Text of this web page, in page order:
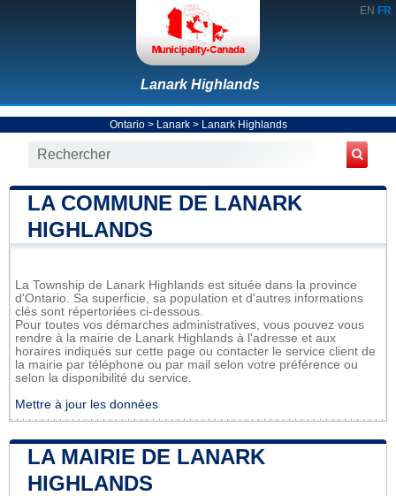
EN FR
Lanark Highlands
Ontario> Lanark> Lanark Highlands
LA COMMUNE DE LANARK
HIGHLANDS
La Township de Lanark Highlands est située dans la province
d'Ontario. Sa superficie, sa population et d'autres informations
clés sont répertoriées ci-dessous.
Pour toutes vos démarches administratives, vous pouvez vous
rendre à la mairie de Lanark Highlands à l'adresse et aux
horaires indiqués sur cette page ou contacter le service client de
la mairie par téléphone ou par mail selon votre préférence ou
selon la disponibilité du service.
Mettre à jour les données
LA MAIRIE DE LANARK
HIGHLANDS